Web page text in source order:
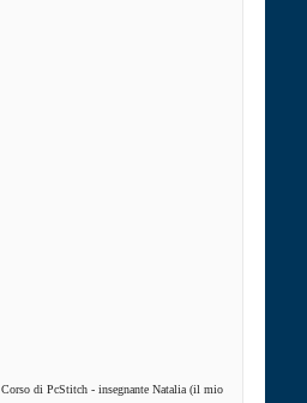
Corso di PcStitch - insegnante Natalia (il mio